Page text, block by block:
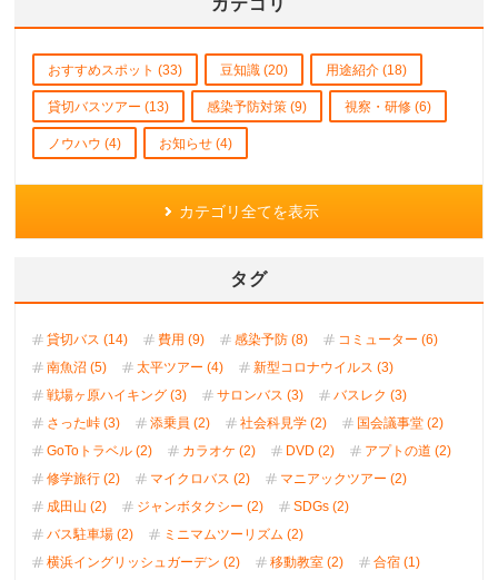
カテゴリ
おすすめスポット (33) 豆知識 (20) 用途紹介 (18)
貸切バスツアー (13) 感染予防対策 (9) 視察・研修 (6)
ノウハウ (4) お知らせ (4)
カテゴリ全てを表示
タグ
貸切バス (14) 費用 (9) 感染予防 (8)
コミューター (6)
南魚沼 (5)
太平ツアー (4)
新型コロナウイルス (3)
戦場ヶ原ハイキング (3)
サロンバス (3)
バスレク (3)
さった峠 (3)
添乗員 (2) 社会科見学 (2)
国会議事堂 (2)
GoToトラベル (2)
カラオケ (2) DVD (2)
アプトの道 (2)
修学旅行 (2)
マイクロバス (2)
マニアックツアー (2)
成田山 (2)
ジャンボタクシー (2)
SDGs (2)
バス駐車場 (2)
ミニマムツーリズム (2)
横浜イングリッシュガーデン (2)
移動教室 (2)
合宿 (1)